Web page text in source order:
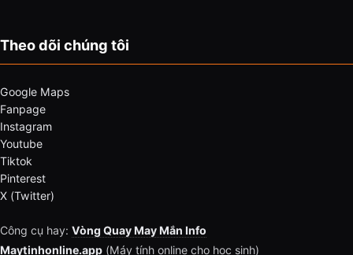
Theo dõi chúng tôi
Google Maps
Fanpage
Instagram
Youtube
Tiktok
Pinterest
X (Twitter)
Công cụ hay: Vòng Quay May Mắn Info
Maytinhonline.app (Máy tính online cho học sinh)